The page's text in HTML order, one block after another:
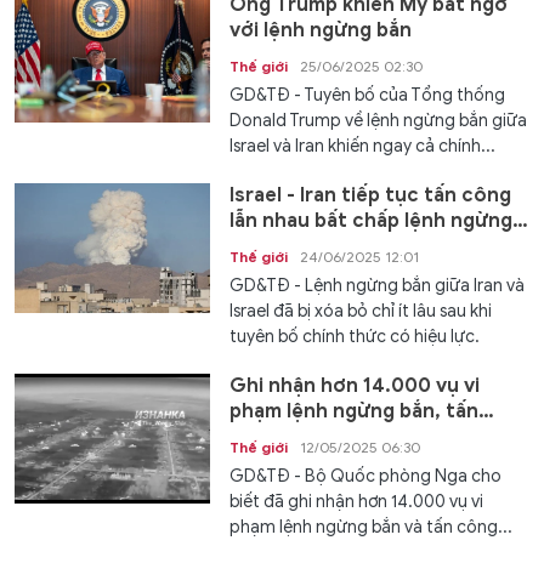
Ông Trump khiến Mỹ bất ngờ
với lệnh ngừng bắn
Thế giới 25/06/2025 02:30
GD&TĐ - Tuyên bố của Tổng thống
Donald Trump về lệnh ngừng bắn giữa
Israel và Iran khiến ngay cả chính...
Israel - Iran tiếp tục tấn công
lẫn nhau bất chấp lệnh ngừng
bắn
Thế giới 24/06/2025 12:01
GD&TĐ - Lệnh ngừng bắn giữa Iran và
Israel đã bị xóa bỏ chỉ ít lâu sau khi
tuyên bố chính thức có hiệu lực.
Ghi nhận hơn 14.000 vụ vi
phạm lệnh ngừng bắn, tấn
công cơ sở sửa chữa máy bay
Thế giới 12/05/2025 06:30
GD&TĐ - Bộ Quốc phòng Nga cho
biết đã ghi nhận hơn 14.000 vụ vi
phạm lệnh ngừng bắn và tấn công...